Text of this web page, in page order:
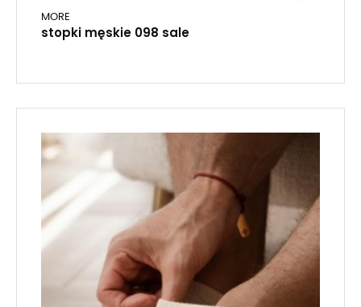
MORE
stopki męskie 098 sale